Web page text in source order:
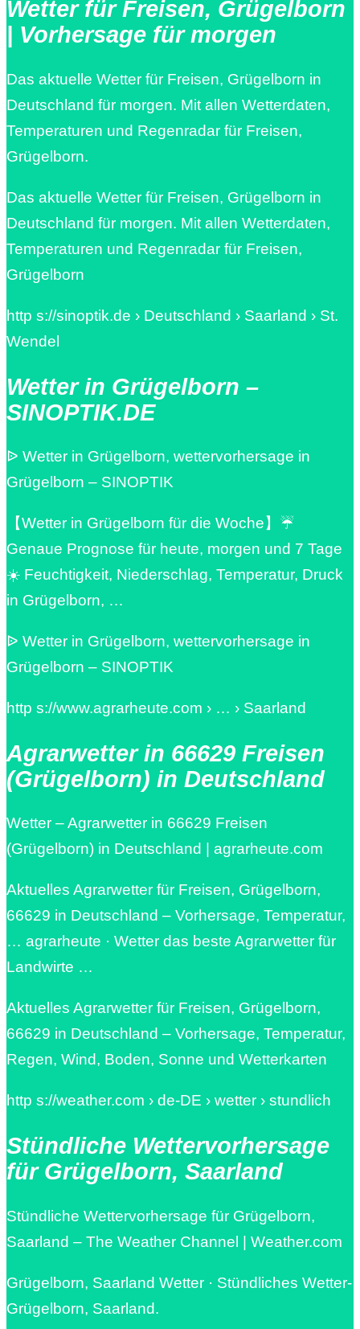
Wetter für Freisen, Grügelborn
| Vorhersage für morgen
Das aktuelle Wetter für Freisen, Grügelborn in
Deutschland für morgen. Mit allen Wetterdaten,
Temperaturen und Regenradar für Freisen,
Grügelborn.
Das aktuelle Wetter für Freisen, Grügelborn in
Deutschland für morgen. Mit allen Wetterdaten,
Temperaturen und Regenradar für Freisen,
Grügelborn
http s://sinoptik.de › Deutschland › Saarland › St.
Wendel
Wetter in Grügelborn –
SINOPTIK.DE
ᐉ Wetter in Grügelborn, wettervorhersage in
Grügelborn – SINOPTIK
【Wetter in Grügelborn für die Woche】☔
Genaue Prognose für heute, morgen und 7 Tage
☀️ Feuchtigkeit, Niederschlag, Temperatur, Druck
in Grügelborn, …
ᐉ Wetter in Grügelborn, wettervorhersage in
Grügelborn – SINOPTIK
http s://www.agrarheute.com › … › Saarland
Agrarwetter in 66629 Freisen
(Grügelborn) in Deutschland
Wetter – Agrarwetter in 66629 Freisen
(Grügelborn) in Deutschland | agrarheute.com
Aktuelles Agrarwetter für Freisen, Grügelborn,
66629 in Deutschland – Vorhersage, Temperatur,
… agrarheute · Wetter das beste Agrarwetter für
Landwirte …
Aktuelles Agrarwetter für Freisen, Grügelborn,
66629 in Deutschland – Vorhersage, Temperatur,
Regen, Wind, Boden, Sonne und Wetterkarten
http s://weather.com › de-DE › wetter › stundlich
Stündliche Wettervorhersage
für Grügelborn, Saarland
Stündliche Wettervorhersage für Grügelborn,
Saarland – The Weather Channel | Weather.com
Grügelborn, Saarland Wetter · Stündliches Wetter-
Grügelborn, Saarland.